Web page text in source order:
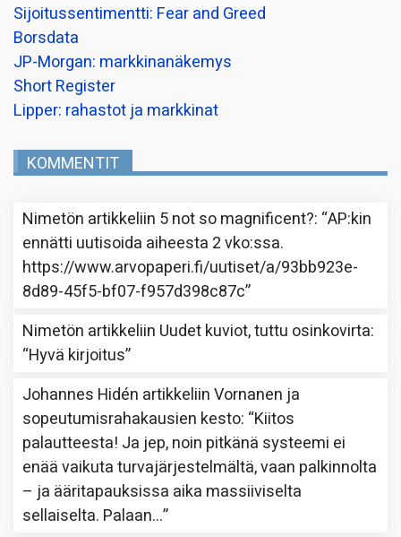
Sijoitussentimentti: Fear and Greed
Borsdata
JP-Morgan: markkinanäkemys
Short Register
Lipper: rahastot ja markkinat
KOMMENTIT
Nimetön artikkeliin 5 not so magnificent?: “AP:kin
ennätti uutisoida aiheesta 2 vko:ssa.
https://www.arvopaperi.fi/uutiset/a/93bb923e-
8d89-45f5-bf07-f957d398c87c”
Nimetön artikkeliin Uudet kuviot, tuttu osinkovirta:
“Hyvä kirjoitus”
Johannes Hidén artikkeliinVornanen ja
sopeutumisrahakausien kesto: “Kiitos
palautteesta! Ja jep, noin pitkänä systeemi ei
enää vaikuta turvajärjestelmältä, vaan palkinnolta
– ja ääritapauksissa aika massiiviselta
sellaiselta. Palaan…”